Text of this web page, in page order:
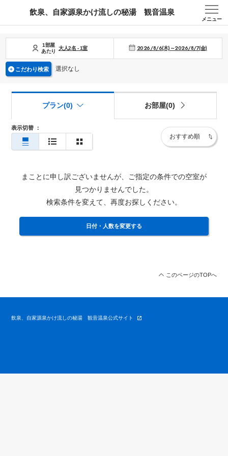
飲泉、自家源泉かけ流しの秘湯 観音温泉
メニュー
1部屋
あたり
大人2名 -1室 2026/8/6(木)～2026/8/7(金)
こだわり検索 選択なし
表示切替 ：
プラン(0) お部屋(0)
まことに申し訳ございませんが、ご指定の条件での空室が
見つかりませんでした。
検索条件を変えて、再度お探しください。
日付・人数を変更する
このページのTOPへ
飲泉、自家源泉かけ流しの秘湯 観音温泉公式サイト